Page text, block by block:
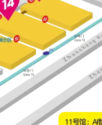
、Funko、世嘉（
Bburago，意大利）
、加加积木（丹麦）
52TOYS、模寿（